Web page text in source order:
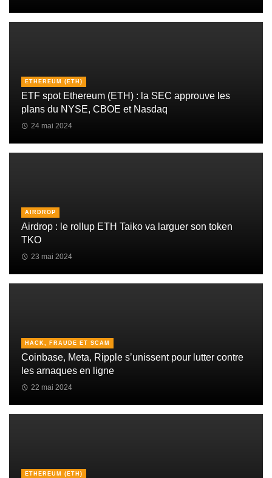
ETHEREUM (ETH)
ETF spot Ethereum (ETH) : la SEC approuve les
plans du NYSE, CBOE et Nasdaq
24 mai 2024
AIRDROP
Airdrop : le rollup ETH Taiko va larguer son token
TKO
23 mai 2024
HACK, FRAUDE ET SCAM
Coinbase, Meta, Ripple s’unissent pour lutter contre
les arnaques en ligne
22 mai 2024
ETHEREUM (ETH)